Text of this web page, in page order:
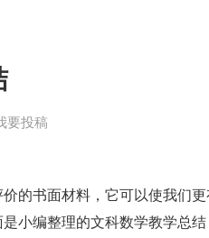
要投稿
的书面材料，它可以使我们更
小编整理的文科数学教学总结